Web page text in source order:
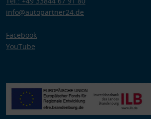
info@autopartner24.de
Facebook
YouTube